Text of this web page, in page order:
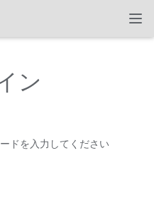
ン
ドを入力してください